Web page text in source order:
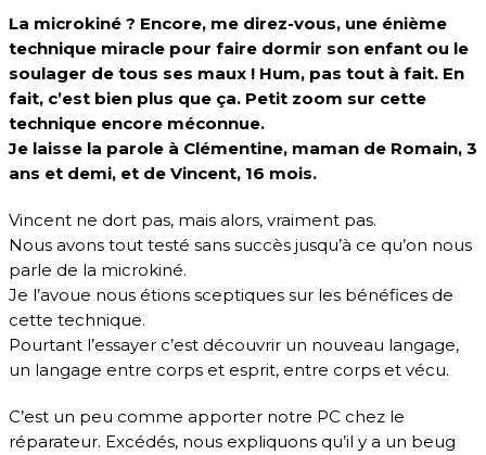
La microkiné ? Encore, me direz-vous, une énième
technique miracle pour faire dormir son enfant ou le
soulager de tous ses maux ! Hum, pas tout à fait. En
fait, c’est bien plus que ça. Petit zoom sur cette
technique encore méconnue.
Je laisse la parole à Clémentine, maman de Romain, 3
ans et demi, et de Vincent, 16 mois.
Vincent ne dort pas, mais alors, vraiment pas.
Nous avons tout testé sans succès jusqu’à ce qu’on nous
parle de la microkiné.
Je l’avoue nous étions sceptiques sur les bénéfices de
cette technique.
Pourtant l’essayer c’est découvrir un nouveau langage,
un langage entre corps et esprit, entre corps et vécu.
C’est un peu comme apporter notre PC chez le
réparateur. Excédés, nous expliquons qu’il y a un beug